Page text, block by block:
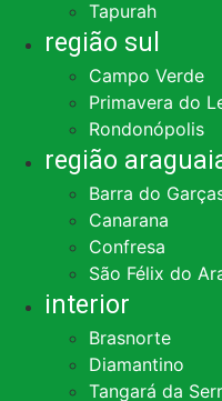
Tapurah
região sul
Campo Verde
Primavera do
Rondonópolis
região
Barra do
Canarana
Confresa
São Félix do
interior
Brasnorte
Diamantino
Tangará da